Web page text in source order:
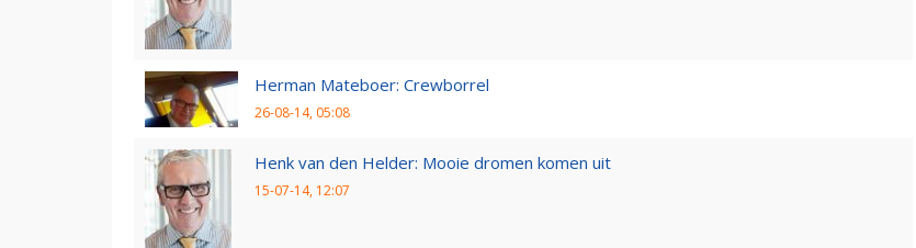
Herman Mateboer: Crewborrel
26-08-14, 05:08
Henk van den Helder: Mooie dromen komen uit
15-07-14, 12:07